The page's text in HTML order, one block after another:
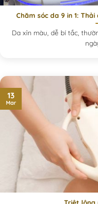
Chăm sóc da 9 in 1:
Da xỉn màu, dễ bí tắc,
Triệt lông
13
Mar